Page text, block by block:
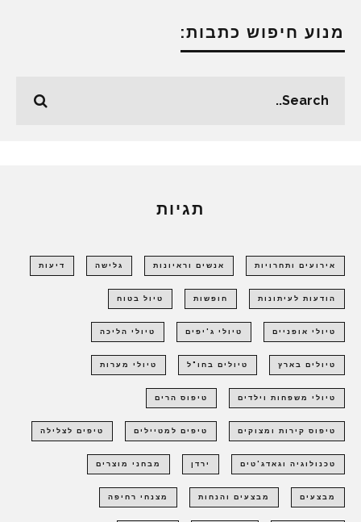
מנוע חיפוש כתבות:
תגיות
אירועים ותחרויות אנשים וראיונות גלישה דיעות
הודעות לעיתונות חופשות טיול בטוח
טיולי אופניים טיולי ג'יפים טיולי הליכה
טיולים בארץ טיולים בחו"ל טיולי מערות
טיולי משפחות וילדים טיפוס הרים
טיפוס קירות ומצוקים טיפים למטיילים טיפים לצלילה
טכנולוגיה וגאדג'טים ירדן מבחני מוצרים
מבצעים מבצעים והנחות מצנחי רחיפה